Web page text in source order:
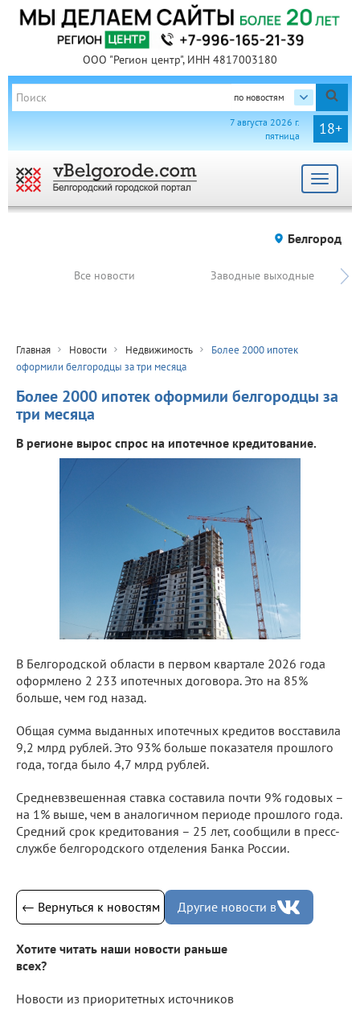
ООО "Регион центр", ИНН 4817003180
по новостям
18+
7 августа 2026 г.
пятница
Toggle
Белгород
Все новости Заводные выходные
Главная Новости Недвижимость
Более 2000 ипотек
оформили белгородцы за три месяца
Более 2000 ипотек оформили белгородцы за
три месяца
В регионе вырос спрос на ипотечное кредитование.
В Белгородской области в первом квартале 2026 года
оформлено 2 233 ипотечных договора. Это на 85%
больше, чем год назад.
Общая сумма выданных ипотечных кредитов восставила
9,2 млрд рублей. Это 93% больше показателя прошлого
года, тогда было 4,7 млрд рублей.
Средневзвешенная ставка составила почти 9% годовых –
на 1% выше, чем в аналогичном периоде прошлого года.
Средний срок кредитования – 25 лет, сообщили в пресс-
службе белгородского отделения Банка России.
← Вернуться к новостям Другие новости в
Хотите читать наши новости раньше
всех?
Новости из приоритетных источников